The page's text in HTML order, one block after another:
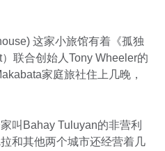
这家小旅馆有着《孤独
联合创始人Tony Wheeler的
家庭旅社住上几晚，
叫Bahay Tuluyan的非营利
和其他两个城市还经营着几